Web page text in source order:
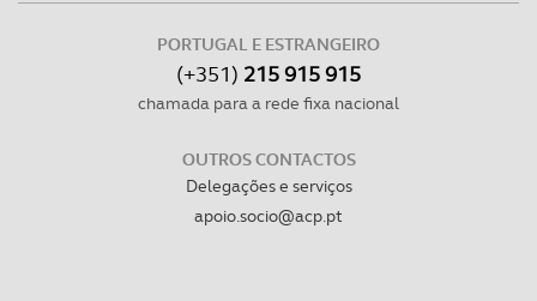
PORTUGAL E ESTRANGEIRO
(+351) 215 915 915
chamada para a rede fixa nacional
OUTROS CONTACTOS
Delegações e serviços
apoio.socio@acp.pt